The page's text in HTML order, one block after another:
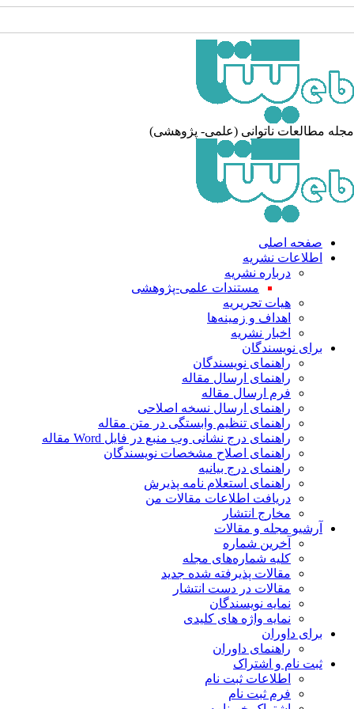
مطالعات ناتوانی (علمی- پژوهشی)
صفحه اصلی
اطلاعات نشریه
درباره نشریه
مستندات علمی-پژوهشی
هیات تحریریه
اهداف و زمینه‌ها
اخبار نشریه
برای نویسندگان
راهنمای نویسندگان
راهنمای ارسال مقاله
فرم ارسال مقاله
راهنمای ارسال نسخه اصلاحی
راهنمای تنظیم وابستگی در متن مقاله
راهنمای درج نشانی وب منبع در فایل Word مقاله
راهنمای اصلاح مشخصات نویسندگان
راهنمای درج بیانیه
راهنمای استعلام نامه پذیرش
دریافت اطلاعات مقالات من
مخارج انتشار
آرشیو مجله و مقالات
آخرین شماره
کلیه شماره‌های مجله
مقالات پذیرفته شده جدید
مقالات در دست انتشار
نمایه نویسندگان
نمایه واژه های کلیدی
برای داوران
راهنمای داوران
ثبت نام و اشتراک
اطلاعات ثبت نام
فرم ثبت نام